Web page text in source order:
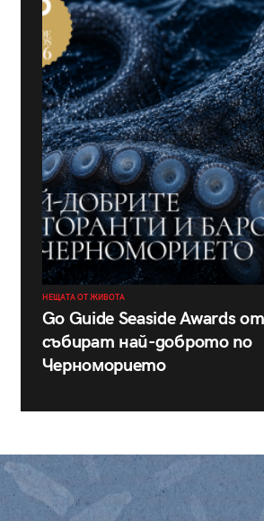
НЕЩАТА ОТ ЖИВОТА
Go Guide Seaside Awards
събират най-доброто по
Черноморието